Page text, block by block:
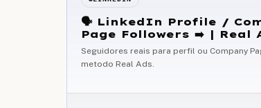
🗣 LinkedIn Profile /
Page Followers ➡️ | Real
Method ]
Seguidores reais para perfil ou Company
metodo Real Ads.